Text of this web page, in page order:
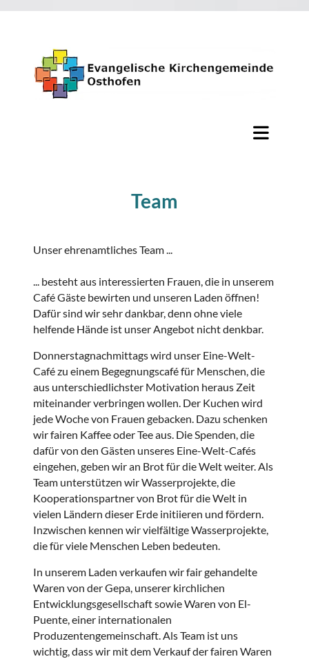
Team
Unser ehrenamtliches Team ...
... besteht aus interessierten Frauen, die in unserem
Café Gäste bewirten und unseren Laden öffnen!
Dafür sind wir sehr dankbar, denn ohne viele
helfende Hände ist unser Angebot nicht denkbar.
Donnerstagnachmittags wird unser Eine-Welt-
Café zu einem Begegnungscafé für Menschen, die
aus unterschiedlichster Motivation heraus Zeit
miteinander verbringen wollen. Der Kuchen wird
jede Woche von Frauen gebacken. Dazu schenken
wir fairen Kaffee oder Tee aus. Die Spenden, die
dafür von den Gästen unseres Eine-Welt-Cafés
eingehen, geben wir an Brot für die Welt weiter. Als
Team unterstützen wir Wasserprojekte, die
Kooperationspartner von Brot für die Welt in
vielen Ländern dieser Erde initiieren und fördern.
Inzwischen kennen wir vielfältige Wasserprojekte,
die für viele Menschen Leben bedeuten.
In unserem Laden verkaufen wir fair gehandelte
Waren von der Gepa, unserer kirchlichen
Entwicklungsgesellschaft sowie Waren von El-
Puente, einer internationalen
Produzentengemeinschaft. Als Team ist uns
wichtig, dass wir mit dem Verkauf der fairen Waren